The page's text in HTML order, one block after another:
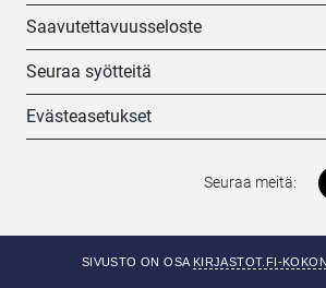
Saavutettavuusseloste
Seuraa syötteitä
Evästeasetukset
Seuraa meitä: